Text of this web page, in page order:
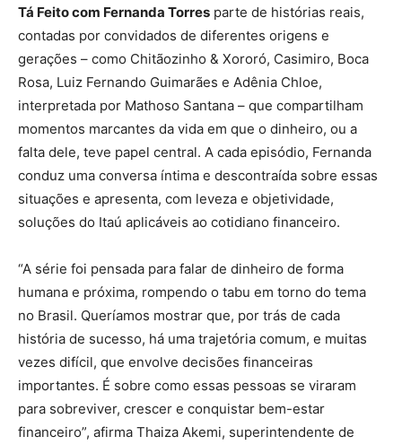
Tá Feito com Fernanda Torres parte de histórias reais,
contadas por convidados de diferentes origens e
gerações – como Chitãozinho & Xororó, Casimiro, Boca
Rosa, Luiz Fernando Guimarães e Adênia Chloe,
interpretada por Mathoso Santana – que compartilham
momentos marcantes da vida em que o dinheiro, ou a
falta dele, teve papel central. A cada episódio, Fernanda
conduz uma conversa íntima e descontraída sobre essas
situações e apresenta, com leveza e objetividade,
soluções do Itaú aplicáveis ao cotidiano financeiro.
“A série foi pensada para falar de dinheiro de forma
humana e próxima, rompendo o tabu em torno do tema
no Brasil. Queríamos mostrar que, por trás de cada
história de sucesso, há uma trajetória comum, e muitas
vezes difícil, que envolve decisões financeiras
importantes. É sobre como essas pessoas se viraram
para sobreviver, crescer e conquistar bem-estar
financeiro”, afirma Thaiza Akemi, superintendente de